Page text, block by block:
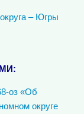
– Югры
оз «Об
округе